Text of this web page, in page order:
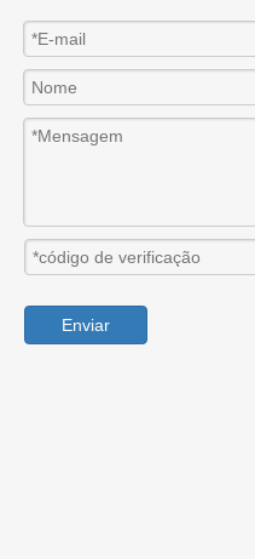
Enviar